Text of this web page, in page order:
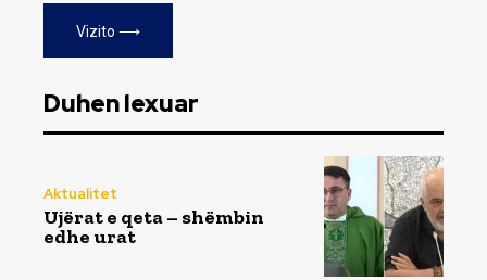
Vizito ⟶
Duhen lexuar
Aktualitet
Ujërat e qeta – shëmbin
edhe urat